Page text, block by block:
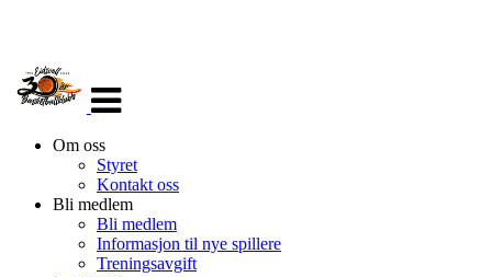
navigasjon
Om oss
Styret
Kontakt oss
Bli medlem
Bli medlem
Informasjon til nye spillere
Treningsavgift